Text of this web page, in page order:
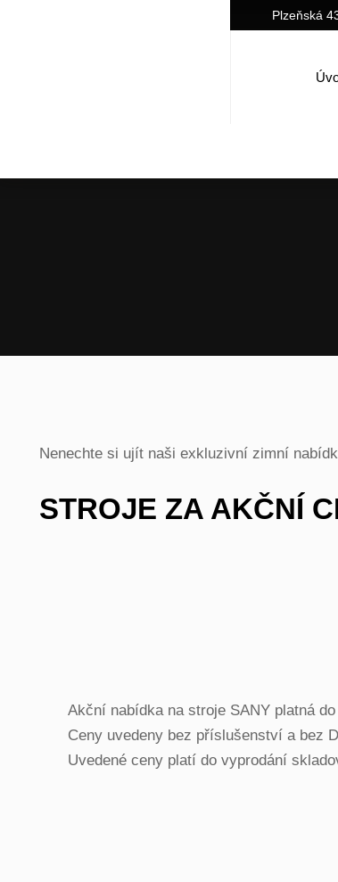
Plzeňská
Nenechte si ujít naši exkluzivní zimní
STROJE ZA AKČNÍ
Akční nabídka na stroje SANY platná
Ceny uvedeny bez příslušenství a bez
Uvedené ceny platí do vyprodání